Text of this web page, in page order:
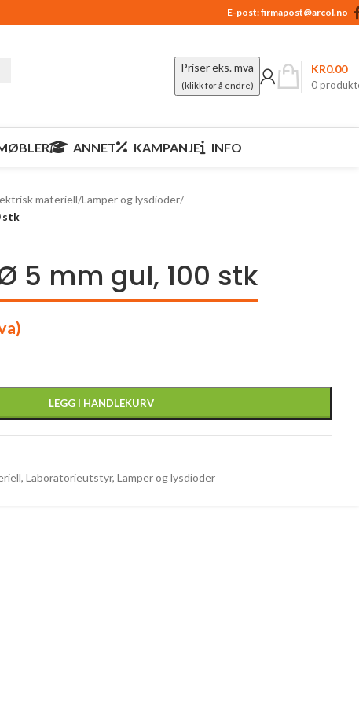
E-post:firmapost@arcol.no
Priser eks. mva
(klikk for å endre) 0
KR0.00
ANNET KAMPANJE INFO
materiell/Lamper og lysdioder/
stk
5 mm gul, 100 stk
LEGG I HANDLEKURV
, Laboratorieutstyr, Lamper og lysdioder